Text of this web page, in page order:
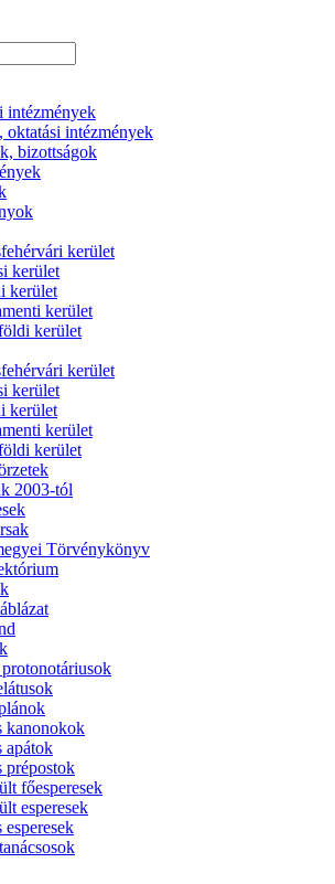
intézmények
oktatási intézmények
bizottságok
kerület
kerület
kerület
kerület
kerület
kerület
kerület
kerület
kerület
kerület
2003-tól
Törvénykönyv
kanonokok
apátok
prépostok
főesperesek
esperesek
esperesek